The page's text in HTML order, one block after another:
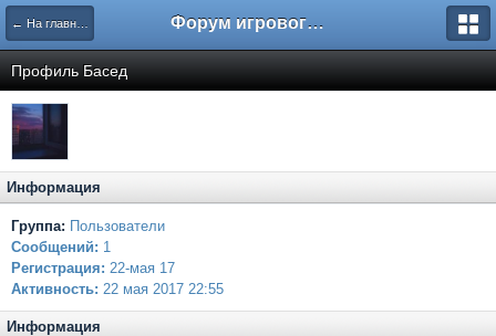
← На главную Форум игрового проекта Riverrise
Профиль Басед
Информация
Группа: Пользователи
Сообщений: 1
Регистрация: 22-мая 17
Активность: 22 мая 2017 22:55
Информация